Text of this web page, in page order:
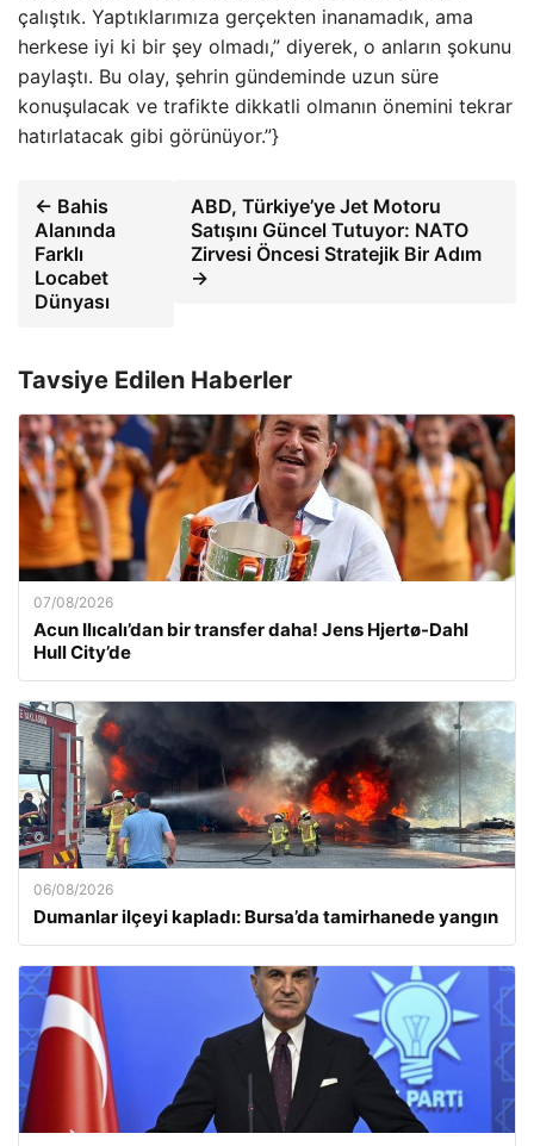
çalıştık. Yaptıklarımıza gerçekten inanamadık, ama
herkese iyi ki bir şey olmadı,” diyerek, o anların şokunu
paylaştı. Bu olay, şehrin gündeminde uzun süre
konuşulacak ve trafikte dikkatli olmanın önemini tekrar
hatırlatacak gibi görünüyor.”}
← Bahis
Alanında
Farklı
Locabet
Dünyası
ABD, Türkiye’ye Jet Motoru
Satışını Güncel Tutuyor: NATO
Zirvesi Öncesi Stratejik Bir Adım
→
Tavsiye Edilen Haberler
07/08/2026
Acun Ilıcalı’dan bir transfer daha! Jens Hjertø-Dahl
Hull City’de
06/08/2026
Dumanlar ilçeyi kapladı: Bursa’da tamirhanede yangın